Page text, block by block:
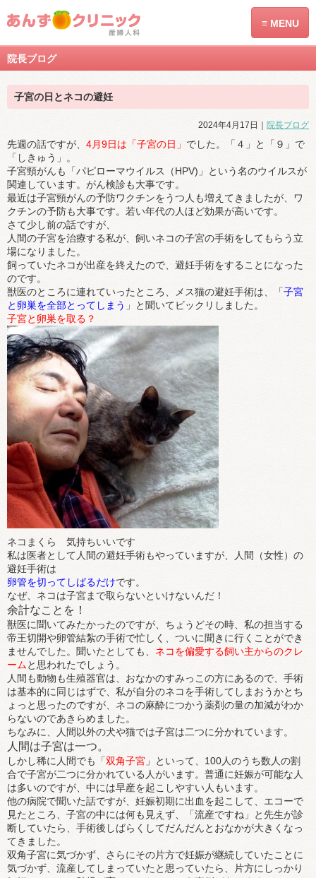
≡MENU
院長ブログ
子宮の日とネコの避妊
2024年4月17日｜ 院長ブログ
先週の話ですが、 4月9日は「子宮の日」 でした。「４」と「９」で
「しきゅう」。
子宮頸がんも「パピローマウイルス（HPV)」という名のウイルスが
関連しています。がん検診も大事です。
最近は子宮頸がんの予防ワクチンをうつ人も増えてきましたが、ワ
クチンの予防も大事です。若い年代の人ほど効果が高いです。
さて少し前の話ですが、
人間の子宮を治療する私が、飼いネコの子宮の手術をしてもらう立
場になりました。
飼っていたネコが出産を終えたので、避妊手術をすることになった
のです。
獣医のところに連れていったところ、メス猫の避妊手術は、「子宮
と卵巣を全部とってしまう 」と聞いてビックリしました。
子宮と卵巣を取る？
ネコまくら 気持ちいいです
私は医者として人間の避妊手術もやっていますが、人間（女性）の
避妊手術は
卵管を切ってしばるだけです。
なぜ、ネコは子宮まで取らないといけないんだ！
余計なことを！
獣医に聞いてみたかったのですが、ちょうどその時、私の担当する
帝王切開や卵管結紮の手術で忙しく、ついに聞きに行くことができ
ませんでした。聞いたとしても、 ネコを偏愛する飼い主からのクレ
ームと思われたでしょう。
人間も動物も生殖器官は、おなかのすみっこの方にあるので、手術
は基本的に同じはずで、私が自分のネコを手術してしまおうかとち
ょっと思ったのですが、ネコの麻酔につかう薬剤の量の加減がわか
らないのであきらめました。
ちなみに、人間以外の犬や猫では子宮は二つに分かれています。
人間は子宮は一つ。
しかし稀に人間でも「双角子宮 」といって、100人のうち数人の割
合で子宮が二つに分かれている人がいます。普通に妊娠が可能な人
は多いのですが、中には早産を起こしやすい人もいます。
他の病院で聞いた話ですが、妊娠初期に出血を起こして、エコーで
見たところ、子宮の中には何も見えず、「流産ですね」と先生が診
断していたら、手術後しばらくしてだんだんとおなかが大きくなっ
てきました。
双角子宮に気づかず、さらにその片方で妊娠が継続していたことに
気づかず、流産してしまっていたと思っていたら、片方にしっかり